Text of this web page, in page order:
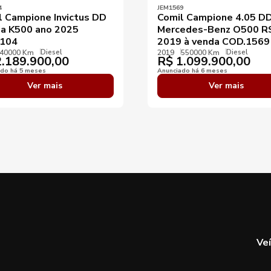
Campione Invictus DD
K500 ano 2025
40000 Km Diesel
há 5 meses
Ver mais
JEM1569
Comil Campione 4.05
Mercedes-Benz O500
2019 à venda COD.1569
2019 550000 Km Diesel
R$ 1.099.900,00
Anunciado há 6 meses
Ver mais